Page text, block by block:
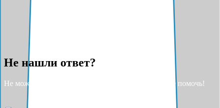
Не нашли ответ?
Не можете найти ответ на свой вопрос? Разрешите помочь!